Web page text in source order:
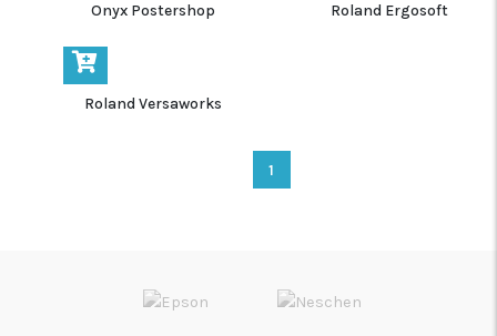
Onyx Postershop Roland Ergosoft
Roland Versaworks
1